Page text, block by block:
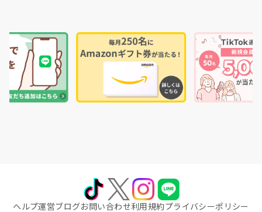
ヘルプ運営ブログお問い合わせ利用規約プライバシーポリシー